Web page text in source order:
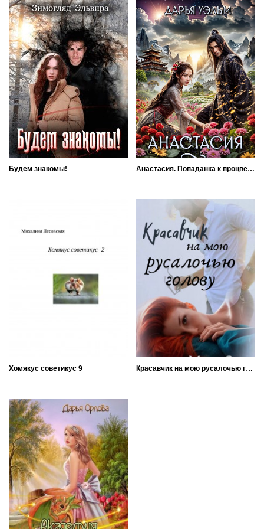
Будем знакомы! Анастасия. Попаданка к процветанию
Хомякус советикус 9 Красавчик на мою русалочью голову